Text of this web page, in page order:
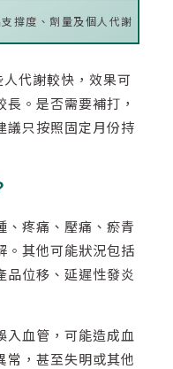
撐度、劑量及個人代謝
人代謝較快，效果可
。是否需要補打，
議只按照固定月份持
、疼痛、壓痛、瘀青
。其他可能狀況包括
品位移、延遲性發炎
入血管，可能造成血
常，甚至失明或其他